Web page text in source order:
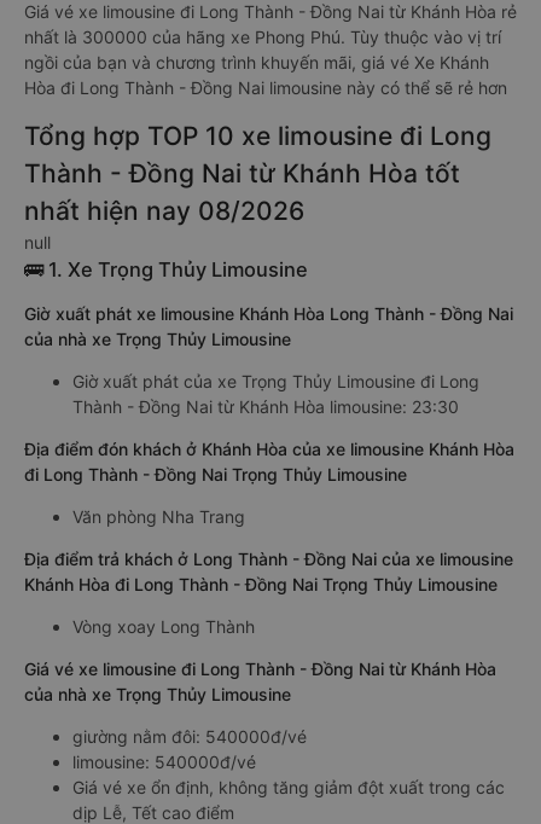
Giá vé xe limousine đi Long Thành - Đồng Nai từ Khánh Hòa rẻ
nhất là 300000 của hãng xe Phong Phú. Tùy thuộc vào vị trí
ngồi của bạn và chương trình khuyến mãi, giá vé Xe Khánh
Hòa đi Long Thành - Đồng Nai limousine này có thể sẽ rẻ hơn
Tổng hợp TOP 10 xe limousine đi Long
Thành - Đồng Nai từ Khánh Hòa tốt
nhất hiện nay 08/2026
null
🚌 1. Xe Trọng Thủy Limousine
Giờ xuất phát xe limousine Khánh Hòa Long Thành - Đồng Nai
của nhà xe Trọng Thủy Limousine
Giờ xuất phát của xe Trọng Thủy Limousine đi Long
Thành - Đồng Nai từ Khánh Hòa limousine: 23:30
Địa điểm đón khách ở Khánh Hòa của xe limousine Khánh Hòa
đi Long Thành - Đồng Nai Trọng Thủy Limousine
Văn phòng Nha Trang
Địa điểm trả khách ở Long Thành - Đồng Nai của xe limousine
Khánh Hòa đi Long Thành - Đồng Nai Trọng Thủy Limousine
Vòng xoay Long Thành
Giá vé xe limousine đi Long Thành - Đồng Nai từ Khánh Hòa
của nhà xe Trọng Thủy Limousine
giường nằm đôi: 540000đ/vé
limousine: 540000đ/vé
Giá vé xe ổn định, không tăng giảm đột xuất trong các
dịp Lễ, Tết cao điểm